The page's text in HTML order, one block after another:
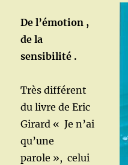
De l’émotion ,
de la
sensibilité .
Très différent
du livre de Eric
Girard « Je n’ai
qu’une
parole », celui